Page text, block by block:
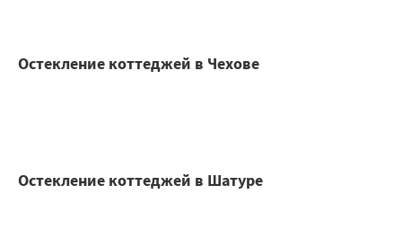
Остекление коттеджей в Чехове
Остекление коттеджей в Шатуре